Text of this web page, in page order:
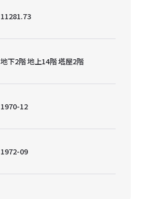
11281.73
地下2階 地上14階 塔屋2階
1970-12
1972-09